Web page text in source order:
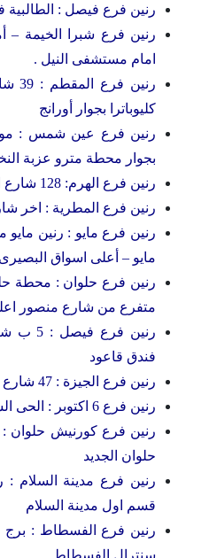
رنين فرع فيصل :
رنين فرع شبرا الخيمة –
امام مستشفى النيل .
كليوباترا بجوار أورانج
رنين فرع عين شمس :
بجوار محطة مترو عزبة
رنين فرع الهرم: 128 شارع الهرم – محطة الكوم الاخضر
رنين فرع المطرية : اخر
مايو – أعلى اسواق البصيرى
متفرع من شارع منصور
رنين
فندق قاعود
رنين فرع الجيزة : 47 شارع ربيع الجيزى
رنين فرع 6 اكتوبر : الحى السادس اجياد انفنتى مول
حلوان الجديد
قسم اول مدينة السلام
رنين فرع الفسطاط : برج
سنترال الفسطاط